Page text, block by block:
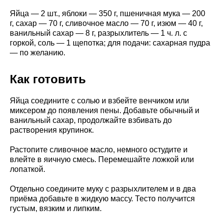
Яйца — 2 шт., яблоки — 350 г, пшеничная мука — 200
г, сахар — 70 г, сливочное масло — 70 г, изюм — 40 г,
ванильный сахар — 8 г, разрыхлитель — 1 ч. л. с
горкой, соль — 1 щепотка; для подачи: сахарная пудра
— по желанию.
Как готовить
Яйца соедините с солью и взбейте венчиком или
миксером до появления пены. Добавьте обычный и
ванильный сахар, продолжайте взбивать до
растворения крупинок.
Растопите сливочное масло, немного остудите и
влейте в яичную смесь. Перемешайте ложкой или
лопаткой.
Отдельно соедините муку с разрыхлителем и в два
приёма добавьте в жидкую массу. Тесто получится
густым, вязким и липким.